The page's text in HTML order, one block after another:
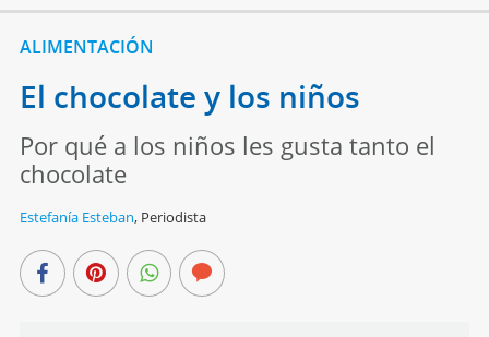
ALIMENTACIÓN
El chocolate y los niños
Por qué a los niños les gusta tanto el
chocolate
Estefanía Esteban, Periodista